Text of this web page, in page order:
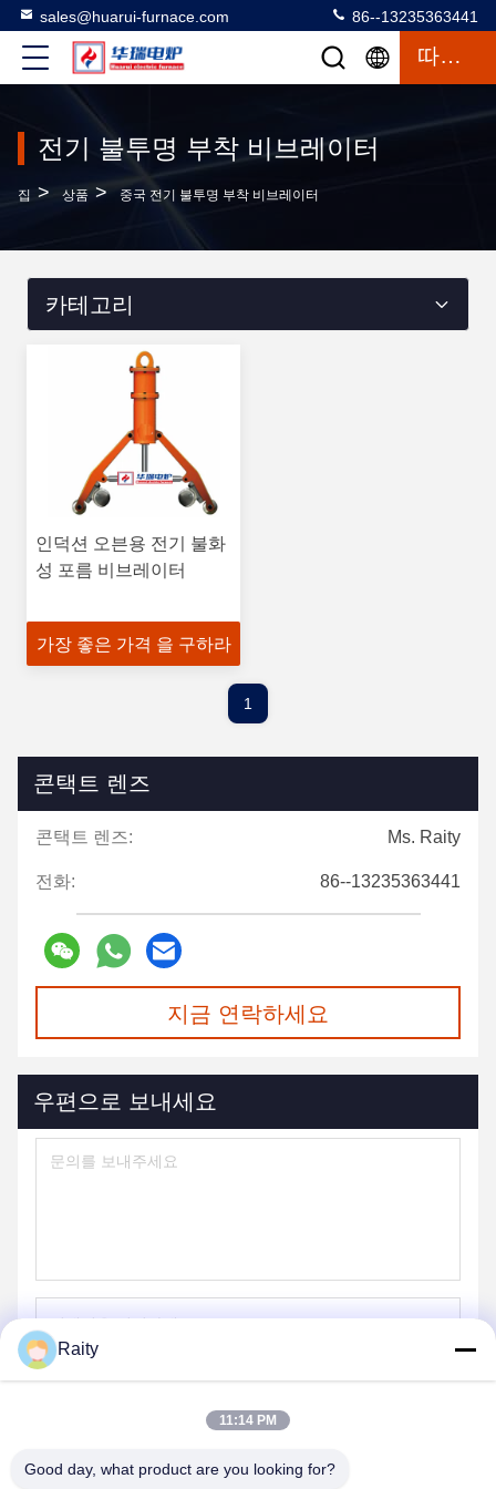
sales@huarui-furnace.com 86--13235363441
따옴표
전기 불투명 부착 비브레이터
집 > 상품 > 중국 전기 불투명 부착 비브레이터
카테고리
인덕션 오븐용 전기 불화
성 포름 비브레이터
가장 좋은 가격 을 구하라
1
콘택트 렌즈
콘택트 렌즈: Ms. Raity
전화: 86--13235363441
지금 연락하세요
우편으로 보내세요
보내기
Raity
11:14 PM
Good day, what product are you looking for?